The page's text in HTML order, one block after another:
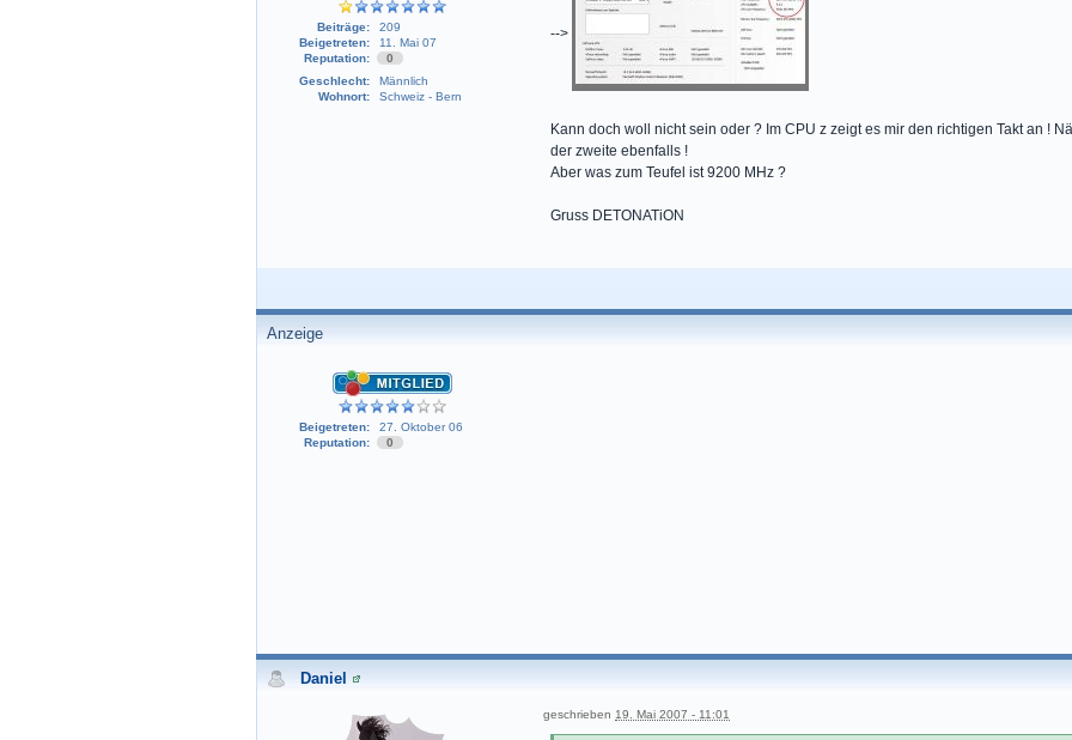
Beiträge:
209
Beigetreten:
11. Mai 07
Reputation:
0
Geschlecht:
Männlich
Wohnort:
Schweiz - Bern
-->
Kann doch woll nicht sein oder ? Im CPU z zeigt es mir den richtigen Takt an !
der zweite ebenfalls !
Aber was zum Teufel ist 9200 MHz ?
Gruss DETONATiON
Anzeige
Beigetreten:
27. Oktober 06
Reputation:
0
Daniel
geschrieben 19. Mai 2007 - 11:01